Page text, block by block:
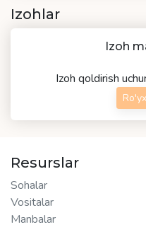
Izohlar
Izoh
Izoh qoldirish
Resurslar
Sohalar
Vositalar
Manbalar